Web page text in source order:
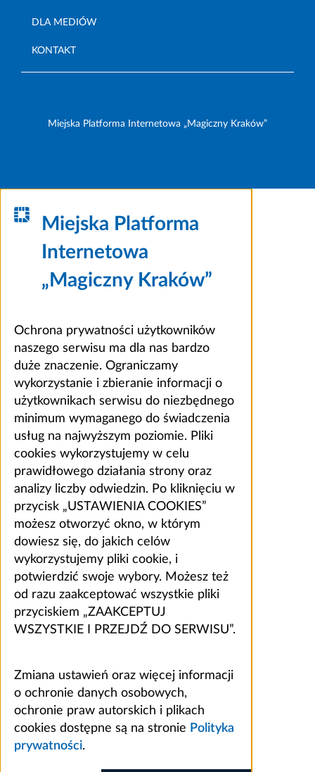
DLA MEDIÓW
KONTAKT
Miejska Platforma Internetowa „Magiczny Kraków”
Miejska Platforma
Internetowa
„Magiczny Kraków”
Ochrona prywatności użytkowników
naszego serwisu ma dla nas bardzo
duże znaczenie. Ograniczamy
wykorzystanie i zbieranie informacji o
użytkownikach serwisu do niezbędnego
minimum wymaganego do świadczenia
usług na najwyższym poziomie. Pliki
cookies wykorzystujemy w celu
prawidłowego działania strony oraz
analizy liczby odwiedzin. Po kliknięciu w
przycisk „USTAWIENIA COOKIES”
możesz otworzyć okno, w którym
dowiesz się, do jakich celów
wykorzystujemy pliki cookie, i
potwierdzić swoje wybory. Możesz też
od razu zaakceptować wszystkie pliki
przyciskiem „ZAAKCEPTUJ
WSZYSTKIE I PRZEJDŹ DO SERWISU”.
Zmiana ustawień oraz więcej informacji
o ochronie danych osobowych,
ochronie praw autorskich i plikach
cookies dostępne są na stronie Polityka
prywatności.